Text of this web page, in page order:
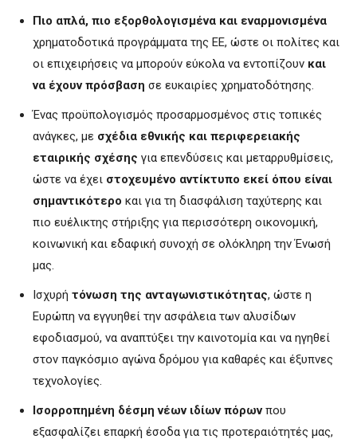
Πιο απλά, πιο εξορθολογισμένα και εναρμονισμένα
χρηματοδοτικά προγράμματα της ΕΕ, ώστε οι πολίτες και
οι επιχειρήσεις να μπορούν εύκολα να εντοπίζουν και
να έχουν πρόσβαση σε ευκαιρίες χρηματοδότησης.
Ένας προϋπολογισμός προσαρμοσμένος στις τοπικές
ανάγκες, με σχέδια εθνικής και περιφερειακής
εταιρικής σχέσης για επενδύσεις και μεταρρυθμίσεις,
ώστε να έχει στοχευμένο αντίκτυπο εκεί όπου είναι
σημαντικότερο και για τη διασφάλιση ταχύτερης και
πιο ευέλικτης στήριξης για περισσότερη οικονομική,
κοινωνική και εδαφική συνοχή σε ολόκληρη την Ένωσή
μας.
Ισχυρή τόνωση της ανταγωνιστικότητας, ώστε η
Ευρώπη να εγγυηθεί την ασφάλεια των αλυσίδων
εφοδιασμού, να αναπτύξει την καινοτομία και να ηγηθεί
στον παγκόσμιο αγώνα δρόμου για καθαρές και έξυπνες
τεχνολογίες.
Ισορροπημένη δέσμη νέων ιδίων πόρωνπου
εξασφαλίζει επαρκή έσοδα για τις προτεραιότητές μας,